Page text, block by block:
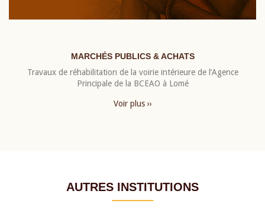
MARCHÉS PUBLICS & ACHATS
Travaux de réhabilitation de la voirie intérieure de l’Agence
Principale de la BCEAO à Lomé
Voir plus ››
AUTRES INSTITUTIONS